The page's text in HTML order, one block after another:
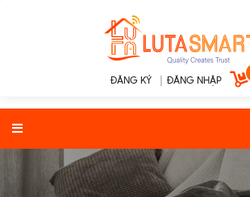
ĐĂNG KÝ ĐĂNG NHẬP